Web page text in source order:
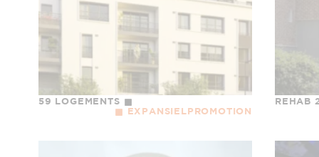
59 LOGEMENTS
EXPANSIELPROMOTION
REHAB